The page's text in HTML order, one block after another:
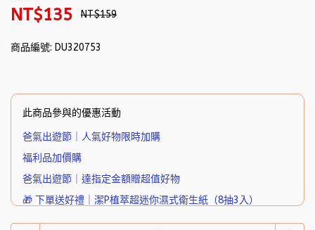
NT$135 NT$159
商品編號: DU320753
此商品參與的優惠活動
爸氣出遊節｜人氣好物限時加購
福利品加價購
爸氣出遊節｜達指定金額贈超值好物
🎁 下單送好禮｜潔P植萃超迷你濕式衛生紙（8抽3入）